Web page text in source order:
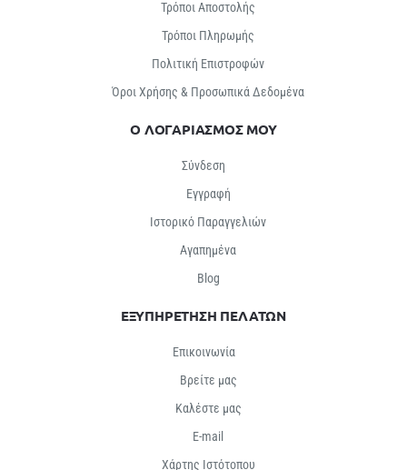
Τρόποι Αποστολής
Τρόποι Πληρωμής
Πολιτική Επιστροφών
Όροι Χρήσης & Προσωπικά Δεδομένα
Ο ΛΟΓΑΡΙΑΣΜΟΣ ΜΟΥ
Σύνδεση
Εγγραφή
Ιστορικό Παραγγελιών
Αγαπημένα
Βlog
ΕΞΥΠΗΡΕΤΗΣΗ ΠΕΛΑΤΩΝ
Επικοινωνία
Βρείτε μας
Καλέστε μας
E-mail
Χάρτης Ιστότοπου